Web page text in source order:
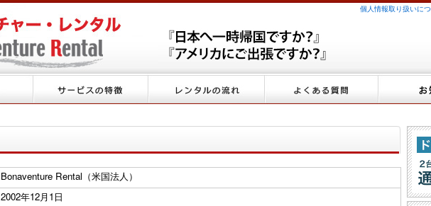
個人情報取り扱いに
Bonaventure Rental（米国法人）
2002年12月1日